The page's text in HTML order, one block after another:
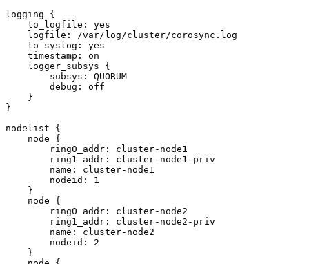
logging {
    to_logfile: yes
    logfile: /var/log/cluster/corosync.log
    to_syslog: yes
    timestamp: on
    logger_subsys {
        subsys: QUORUM
        debug: off
    }
}
nodelist {
    node {
        ring0_addr: cluster-node1
        ring1_addr: cluster-node1-priv
        name: cluster-node1
        nodeid: 1
    }
    node {
        ring0_addr: cluster-node2
        ring1_addr: cluster-node2-priv
        name: cluster-node2
        nodeid: 2
    }